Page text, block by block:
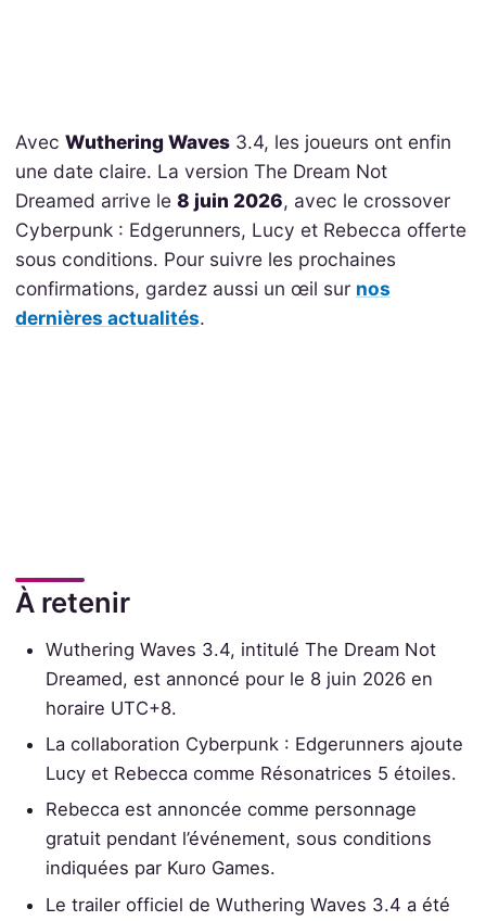
Avec Wuthering Waves3.4, les joueurs ont enfin
une date claire. La version The Dream Not
Dreamed arrive le 8 juin 2026, avec le crossover
Cyberpunk : Edgerunners, Lucy et Rebecca offerte
sous conditions. Pour suivre les prochaines
confirmations, gardez aussi un œil sur nos
dernières actualités.
À retenir
Wuthering Waves 3.4, intitulé The Dream Not
Dreamed, est annoncé pour le 8 juin 2026 en
horaire UTC+8.
La collaboration Cyberpunk : Edgerunners ajoute
Lucy et Rebecca comme Résonatrices 5 étoiles.
Rebecca est annoncée comme personnage
gratuit pendant l’événement, sous conditions
indiquées par Kuro Games.
Le trailer officiel de Wuthering Waves 3.4 a été